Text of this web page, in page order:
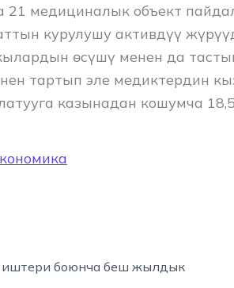
медициналык объект
курулушу активдүү
өсүшү менен да
тартып эле медиктердин
казынадан кошумча
боюнча беш жылдык